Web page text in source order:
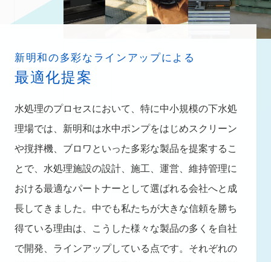
新明和の多彩なラインアップによる
最適化提案
水処理のプロセスにおいて、特に中小規模の下水処
理場では、新明和は水中ポンプをはじめスクリーン
や撹拌機、ブロワといった多彩な製品を提案するこ
とで、水処理施設の設計、施工、運営、維持管理に
おける最適なパートナーとして選ばれる会社へと成
長してきました。中でも私たちが大きな信頼を勝ち
得ている理由は、こうした様々な製品の多くを自社
で開発、ラインアップしている点です。それぞれの